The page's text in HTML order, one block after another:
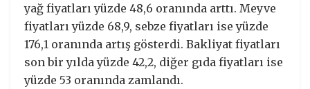
yağ fiyatları yüzde 48,6 oranında arttı. Meyve
fiyatları yüzde 68,9, sebze fiyatları ise yüzde
176,1 oranında artış gösterdi. Bakliyat fiyatları
son bir yılda yüzde 42,2, diğer gıda fiyatları ise
yüzde 53 oranında zamlandı.